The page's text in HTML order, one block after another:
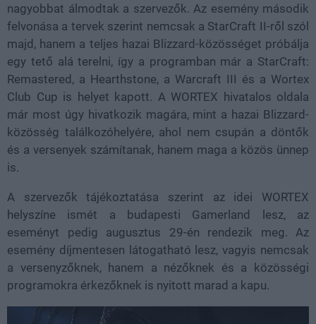
nagyobbat álmodtak a szervezők. Az esemény második
felvonása a tervek szerint nemcsak a StarCraft II-ről szól
majd, hanem a teljes hazai Blizzard-közösséget próbálja
egy tető alá terelni, így a programban már a StarCraft:
Remastered, a Hearthstone, a Warcraft III és a Wortex
Club Cup is helyet kapott. A WORTEX hivatalos oldala
már most úgy hivatkozik magára, mint a hazai Blizzard-
közösség találkozóhelyére, ahol nem csupán a döntők
és a versenyek számítanak, hanem maga a közös ünnep
is.
A szervezők tájékoztatása szerint az idei WORTEX
helyszíne ismét a budapesti Gamerland lesz, az
eseményt pedig augusztus 29-én rendezik meg. Az
esemény díjmentesen látogatható lesz, vagyis nemcsak
a versenyzőknek, hanem a nézőknek és a közösségi
programokra érkezőknek is nyitott marad a kapu.